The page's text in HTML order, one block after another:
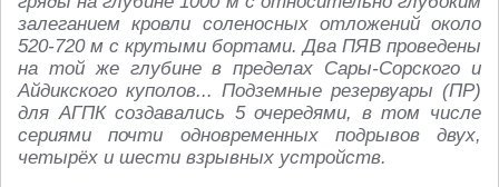
залеганием кровли соленосных отложений около
520-720 м с крутыми бортами. Два ПЯВ проведены
на той же глубине в пределах Сары-Сорского и
Айдикского куполов... Подземные резервуары (ПР)
для АГПК создавались 5 очередями, в том числе
сериями почти одновременных подрывов двух,
четырёх и шести взрывных устройств.